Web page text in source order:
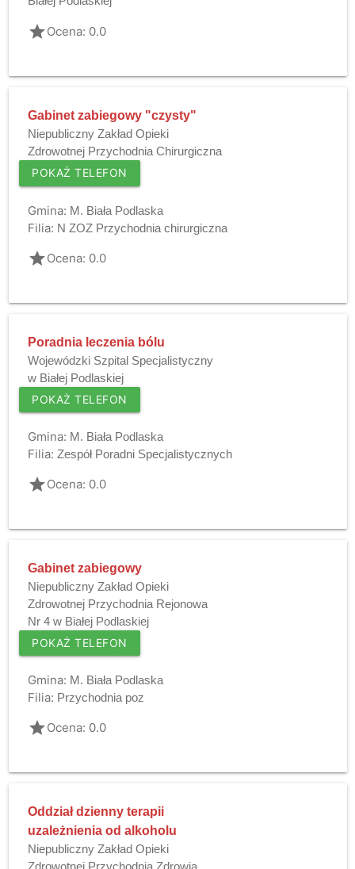
gradeOcena: 0.0
Gabinet zabiegowy "czysty"
Niepubliczny Zakład Opieki
Zdrowotnej Przychodnia Chirurgiczna
POKAŻ TELEFON
Gmina: M. Biała Podlaska
Filia: N ZOZ Przychodnia chirurgiczna
gradeOcena: 0.0
Poradnia leczenia bólu
Wojewódzki Szpital Specjalistyczny
w Białej Podlaskiej
POKAŻ TELEFON
Gmina: M. Biała Podlaska
Filia: Zespół Poradni Specjalistycznych
gradeOcena: 0.0
Gabinet zabiegowy
Niepubliczny Zakład Opieki
Zdrowotnej Przychodnia Rejonowa
Nr 4 w Białej Podlaskiej
POKAŻ TELEFON
Gmina: M. Biała Podlaska
Filia: Przychodnia poz
gradeOcena: 0.0
Oddział dzienny terapii
uzależnienia od alkoholu
Niepubliczny Zakład Opieki